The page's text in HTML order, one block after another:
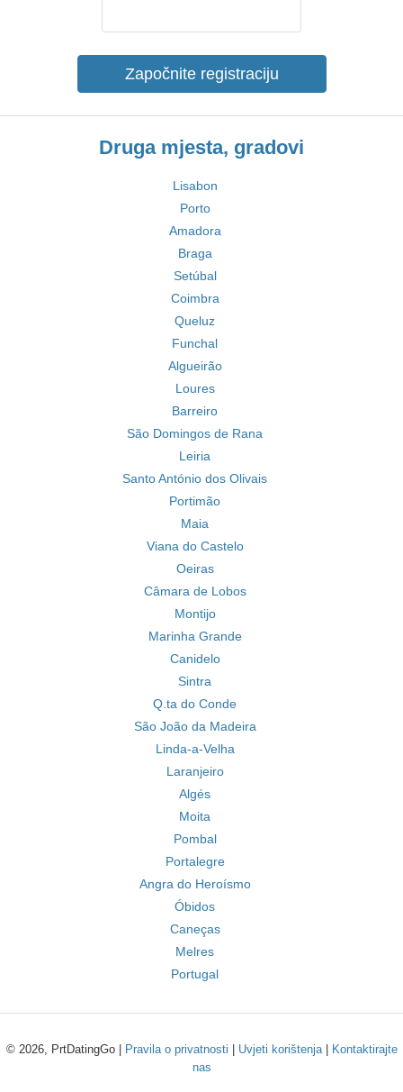
Započnite registraciju
Druga mjesta, gradovi
Lisabon
Porto
Amadora
Braga
Setúbal
Coimbra
Queluz
Funchal
Algueirão
Loures
Barreiro
São Domingos de Rana
Leiria
Santo António dos Olivais
Portimão
Maia
Viana do Castelo
Oeiras
Câmara de Lobos
Montijo
Marinha Grande
Canidelo
Sintra
Q.ta do Conde
São João da Madeira
Linda-a-Velha
Laranjeiro
Algés
Moita
Pombal
Portalegre
Angra do Heroísmo
Óbidos
Caneças
Melres
Portugal
© 2026, PrtDatingGo | Pravila o privatnosti Uvjeti korištenja|
Kontaktirajte
nas